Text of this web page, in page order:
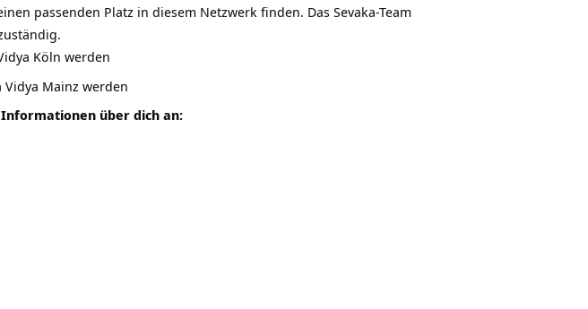
passenden Platz in diesem Netzwerk finden. Das Sevaka-Team
Köln werden
Vidya Mainz werden
über dich an: